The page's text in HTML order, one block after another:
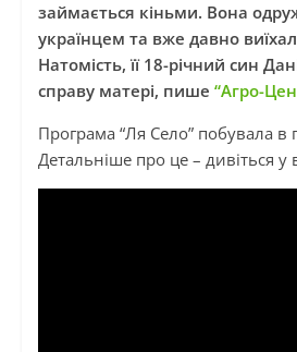
займається кіньми. Вона
українцем та вже давно
Натомість, її 18-річний син
справу матері, пише “Агро-
Програма “Ля Село” побувала в
Детальніше про це – дивіться у